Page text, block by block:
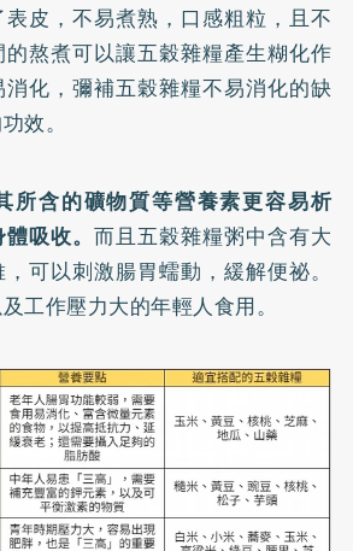
皮，不易煮熟，口感粗粒，且不
熬煮可以讓五穀雜糧產生糊化作
化，彌補五穀雜糧不易消化的缺
效。
所含的礦物質等營養素更容易析
體吸收。而且五穀雜糧粥中含有大
可以刺激腸胃蠕動，緩解便祕。
工作壓力大的年輕人食用。